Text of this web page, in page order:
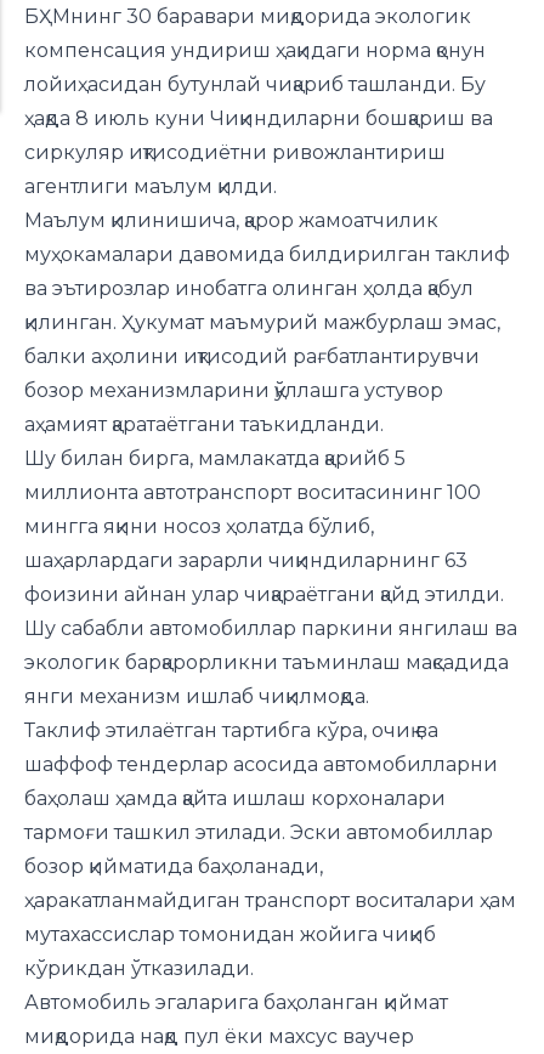
БҲМнинг 30 баравари миқдорида экологик
компенсация ундириш ҳақидаги норма қонун
лойиҳасидан бутунлай чиқариб ташланди. Бу
ҳақда 8 июль куни Чиқиндиларни бошқариш ва
сиркуляр иқтисодиётни ривожлантириш
агентлиги маълум қилди.
Маълум қилинишича, қарор жамоатчилик
муҳокамалари давомида билдирилган таклиф
ва эътирозлар инобатга олинган ҳолда қабул
қилинган. Ҳукумат маъмурий мажбурлаш эмас,
балки аҳолини иқтисодий рағбатлантирувчи
бозор механизмларини қўллашга устувор
аҳамият қаратаётгани таъкидланди.
Шу билан бирга, мамлакатда қарийб 5
миллионта автотранспорт воситасининг 100
мингга яқини носоз ҳолатда бўлиб,
шаҳарлардаги зарарли чиқиндиларнинг 63
фоизини айнан улар чиқараётгани қайд этилди.
Шу сабабли автомобиллар паркини янгилаш ва
экологик барқарорликни таъминлаш мақсадида
янги механизм ишлаб чиқилмоқда.
Таклиф этилаётган тартибга кўра, очиқ ва
шаффоф тендерлар асосида автомобилларни
баҳолаш ҳамда қайта ишлаш корхоналари
тармоғи ташкил этилади. Эски автомобиллар
бозор қийматида баҳоланади,
ҳаракатланмайдиган транспорт воситалари ҳам
мутахассислар томонидан жойига чиқиб
кўрикдан ўтказилади.
Автомобиль эгаларига баҳоланган қиймат
миқдорида нақд пул ёки махсус ваучер